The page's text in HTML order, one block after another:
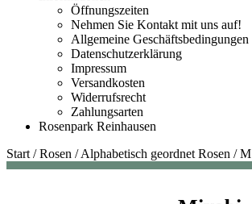
Öffnungszeiten
Nehmen Sie Kontakt mit uns auf!
Allgemeine Geschäftsbedingungen
Datenschutzerklärung
Impressum
Versandkosten
Widerrufsrecht
Zahlungsarten
Rosenpark Reinhausen
Start /Rosen /Alphabetisch geordnet Rosen /M